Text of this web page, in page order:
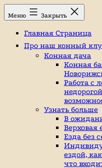
Перейти
к
Конный
клуб,
Ромашково,
лошади,
Меню Закрыть
Главная Страница
Про наш конный
Конная дача
Конная
Работа с
Узнать больше
В
Верховая
Езда без
ездой,
что